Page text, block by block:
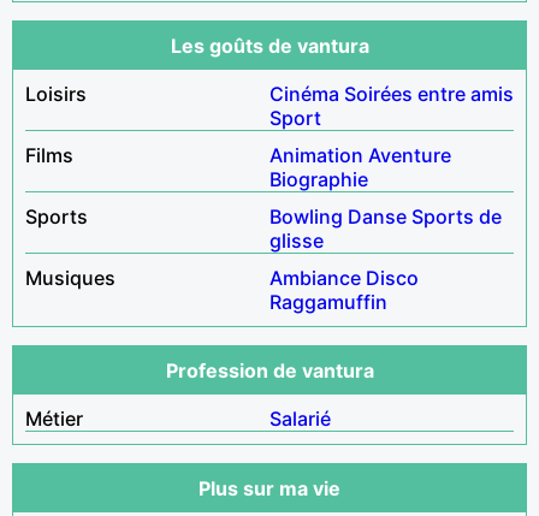
Les goûts de vantura
Loisirs
Cinéma Soirées entre amis
Sport
Films
Animation Aventure
Biographie
Sports
Bowling Danse Sports de
glisse
Musiques
Ambiance Disco
Raggamuffin
Profession de vantura
Métier
Salarié
Plus sur ma vie